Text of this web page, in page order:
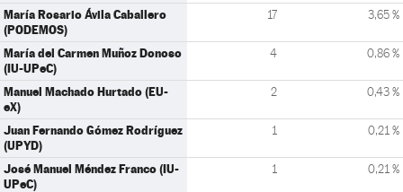
María Rosario Ávila Caballero
(PODEMOS)
17 3,65 %
María del Carmen Muñoz Donoso
(IU-UPeC)
4 0,86 %
Manuel Machado Hurtado (EU-
eX)
2 0,43 %
Juan Fernando Gómez Rodríguez
(UPYD)
1 0,21 %
José Manuel Méndez Franco (IU-
UPeC)
1 0,21 %